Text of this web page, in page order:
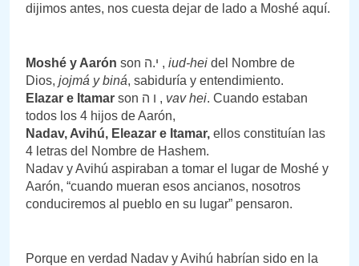
dijimos antes, nos cuesta dejar de lado a Moshé aquí.
Moshé y Aarón son י.ה , iud-hei del Nombre de
Dios, jojmá y biná, sabiduría y entendimiento.
Elazar e Itamar
son ו ה , vav hei. Cuando estaban
todos los 4 hijos de Aarón,
Nadav, Avihú, Eleazar e Itamar, ellos constituían las
4 letras del Nombre de Hashem.
Nadav y Avihú aspiraban a tomar el lugar de Moshé y
Aarón, “cuando mueran esos ancianos, nosotros
conduciremos al pueblo en su lugar” pensaron.
Porque en verdad Nadav y Avihú habrían sido en la